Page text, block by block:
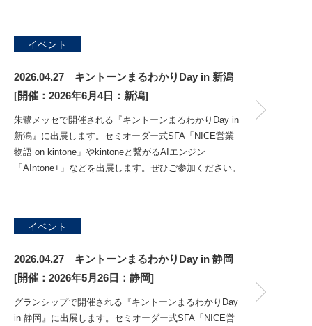
イベント
2026.04.27 キントーンまるわかりDay in 新潟
[開催：2026年6月4日：新潟]
朱鷺メッセで開催される『キントーンまるわかりDay in
新潟』に出展します。セミオーダー式SFA「NICE営業
物語 on kintone」やkintoneと繋がるAIエンジン
「AIntone+」などを出展します。ぜひご参加ください。
イベント
2026.04.27 キントーンまるわかりDay in 静岡
[開催：2026年5月26日：静岡]
グランシップで開催される『キントーンまるわかりDay
in 静岡』に出展します。セミオーダー式SFA「NICE営